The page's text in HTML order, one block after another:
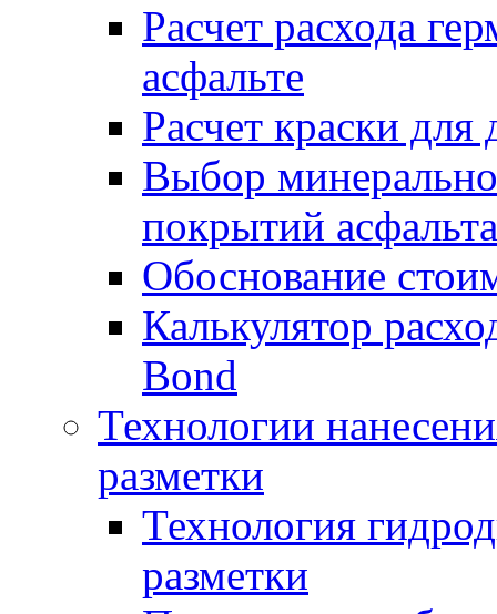
Расчет расхода
асфальте
Расчет краски
Выбор
покрытий асфальта
Обоснование
Калькулятор
Bond
Технологии
разметки
Технология
разметки